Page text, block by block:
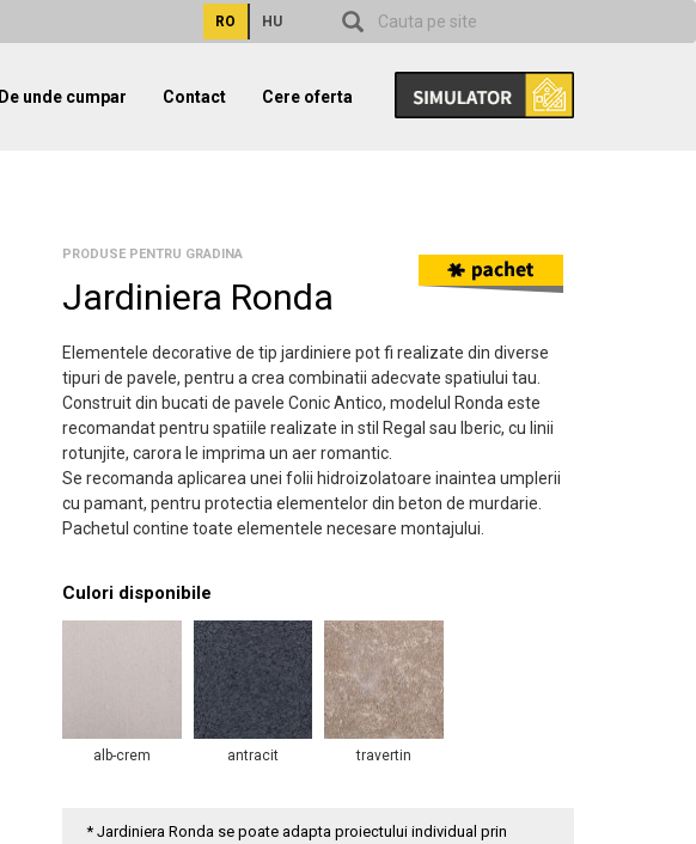
RO HU
De unde cumpar Contact Cere oferta
PRODUSE PENTRU GRADINA
Jardiniera Ronda
Elementele decorative de tip jardiniere pot fi realizate din diverse
tipuri de pavele, pentru a crea combinatii adecvate spatiului tau.
Construit din bucati de pavele Conic Antico, modelul Ronda este
recomandat pentru spatiile realizate in stil Regal sau Iberic, cu linii
rotunjite, carora le imprima un aer romantic.
Se recomanda aplicarea unei folii hidroizolatoare inaintea umplerii
cu pamant, pentru protectia elementelor din beton de murdarie.
Pachetul contine toate elementele necesare montajului.
Culori disponibile
alb-crem antracit travertin
* Jardiniera Ronda se poate adapta proiectului individual prin